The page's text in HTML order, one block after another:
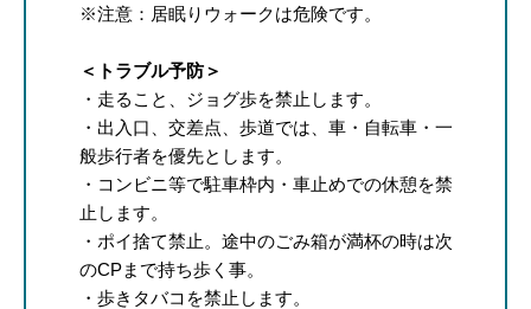
※注意：居眠りウォークは危険です。
＜トラブル予防＞
・走ること、ジョグ歩を禁止します。
・出入口、交差点、歩道では、車・自転車・一
般歩行者を優先とします。
・コンビニ等で駐車枠内・車止めでの休憩を禁
止します。
・ポイ捨て禁止。途中のごみ箱が満杯の時は次
のCPまで持ち歩く事。
・歩きタバコを禁止します。